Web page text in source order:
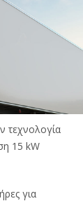
τεχνολογία
15 kW
για